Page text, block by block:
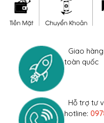
Giao
toàn quốc
Hỗ trợ tư
hotline: